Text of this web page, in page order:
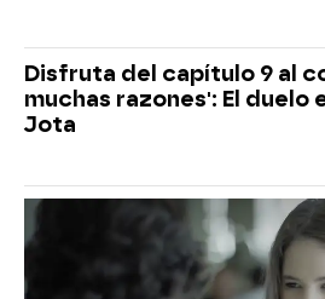
Disfruta del capítulo 9 al
muchas razones': El duelo
Jota